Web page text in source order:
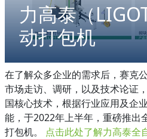
力高泰（
动打包机
在了解众多企业的需求后，赛克
市场走访、调研，以及技术论证
国核心技术，根据行业应用及企
能，于2022年上半年，重磅推出
打包机。
点击此处了解力高泰全